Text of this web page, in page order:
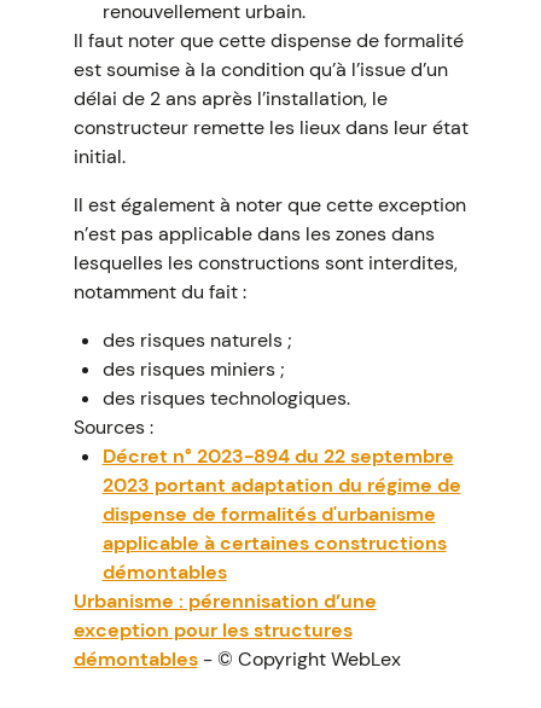
renouvellement urbain.
Il faut noter que cette dispense de formalité
est soumise à la condition qu’à l’issue d’un
délai de 2 ans après l’installation, le
constructeur remette les lieux dans leur état
initial.
Il est également à noter que cette exception
n’est pas applicable dans les zones dans
lesquelles les constructions sont interdites,
notamment du fait :
des risques naturels ;
des risques miniers ;
des risques technologiques.
Sources :
Décret n° 2023-894 du 22 septembre
2023 portant adaptation du régime de
dispense de formalités d'urbanisme
applicable à certaines constructions
démontables
Urbanisme : pérennisation d’une
exception pour les structures
démontables- © Copyright WebLex